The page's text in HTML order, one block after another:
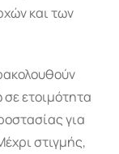
και των
σε ετοιμότητα
για
στιγμής,